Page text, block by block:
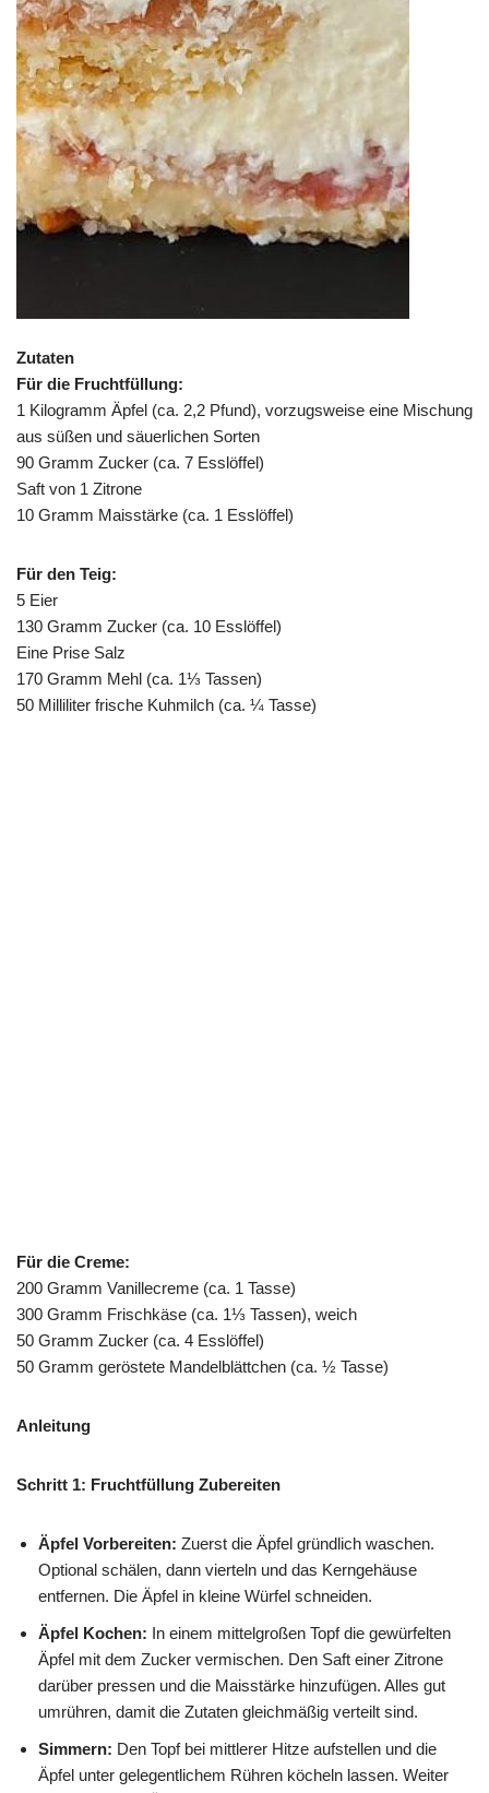
Zutaten
Für die Fruchtfüllung:
1 Kilogramm Äpfel (ca. 2,2 Pfund), vorzugsweise eine Mischung
aus süßen und säuerlichen Sorten
90 Gramm Zucker (ca. 7 Esslöffel)
Saft von 1 Zitrone
10 Gramm Maisstärke (ca. 1 Esslöffel)
Für den Teig:
5 Eier
130 Gramm Zucker (ca. 10 Esslöffel)
Eine Prise Salz
170 Gramm Mehl (ca. 1⅓ Tassen)
50 Milliliter frische Kuhmilch (ca. ¼ Tasse)
Für die Creme:
200 Gramm Vanillecreme (ca. 1 Tasse)
300 Gramm Frischkäse (ca. 1⅓ Tassen), weich
50 Gramm Zucker (ca. 4 Esslöffel)
50 Gramm geröstete Mandelblättchen (ca. ½ Tasse)
Anleitung
Schritt 1: Fruchtfüllung Zubereiten
Äpfel Vorbereiten: Zuerst die Äpfel gründlich waschen.
Optional schälen, dann vierteln und das Kerngehäuse
entfernen. Die Äpfel in kleine Würfel schneiden.
Äpfel Kochen: In einem mittelgroßen Topf die gewürfelten
Äpfel mit dem Zucker vermischen. Den Saft einer Zitrone
darüber pressen und die Maisstärke hinzufügen. Alles gut
umrühren, damit die Zutaten gleichmäßig verteilt sind.
Simmern: Den Topf bei mittlerer Hitze aufstellen und die
Äpfel unter gelegentlichem Rühren köcheln lassen. Weiter